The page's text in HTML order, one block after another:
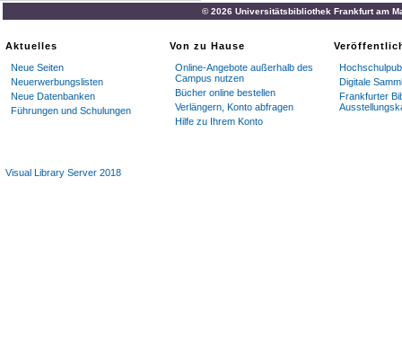
© 2026 Universitätsbibliothek Frankfurt am
Aktuelles
Neue Seiten
Neuerwerbungslisten
Neue Datenbanken
Führungen und Schulungen
Von zu Hause
Online-Angebote außerhalb des
Campus nutzen
Bücher online bestellen
Verlängern, Konto abfragen
Hilfe zu Ihrem Konto
Digitale
Frankfurter
Visual Library Server 2018